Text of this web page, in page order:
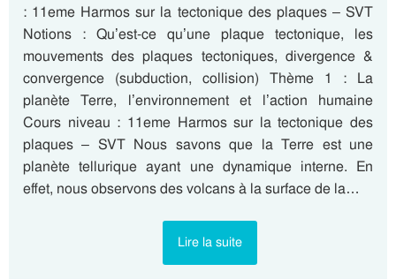
: 11eme Harmos sur la tectonique des plaques – SVT
Notions : Qu’est-ce qu’une plaque tectonique, les
mouvements des plaques tectoniques, divergence &
convergence (subduction, collision) Thème 1 : La
planète Terre, l’environnement et l’action humaine
Cours niveau : 11eme Harmos sur la tectonique des
plaques – SVT Nous savons que la Terre est une
planète tellurique ayant une dynamique interne. En
effet, nous observons des volcans à la surface de la…
Lire la suite